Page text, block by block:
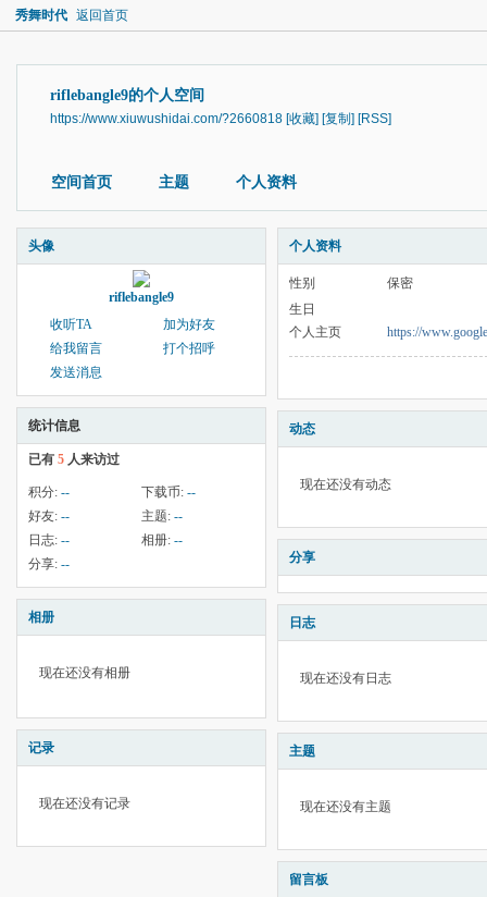
秀舞时代 返回首页
riflebangle9的个人空间
https://www.xiuwushidai.com/?2660818 [收藏] [复制] [RSS]
空间首页 主题 个人资料
头像
riflebangle9
收听TA
加为好友
给我留言
打个招呼
发送消息
统计信息
已有 5 人来访过
积分: -- 下载币: --
好友: -- 主题: --
日志: -- 相册: --
分享: --
相册
现在还没有相册
记录
现在还没有记录
个人资料
性别
保密
生日
个人主页
https://
动态
现在还没有动态
分享
日志
现在还没有日志
主题
现在还没有主题
留言板